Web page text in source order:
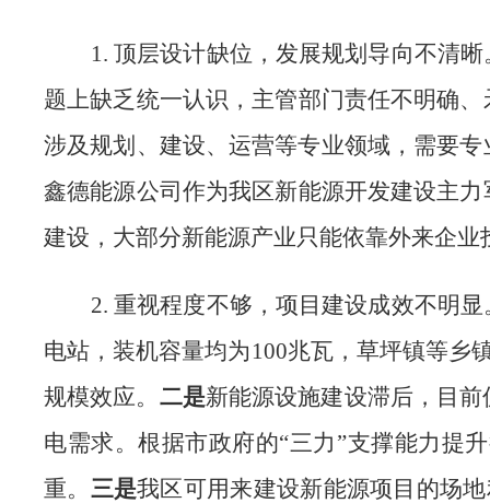
1.顶层设计缺位，发展规划导向不清晰
题上缺乏统一认识，主管部门责任不明确、
涉及规划、建设、运营等专业领域 ，需要专
鑫德能源公司 作为我区新能源开发建设主力
建设 ， 大部分新能源产业只能依靠外来企业
2.重视程度不够，项目建设成效不明显
电站，装机容量均为 100兆瓦，草坪镇等乡
规模效应。 二是新能源设施建设滞后， 目前
电需求。根据市政府的“三力 ”支撑能力提
重。 三是我区可用来建设新能源项目的场